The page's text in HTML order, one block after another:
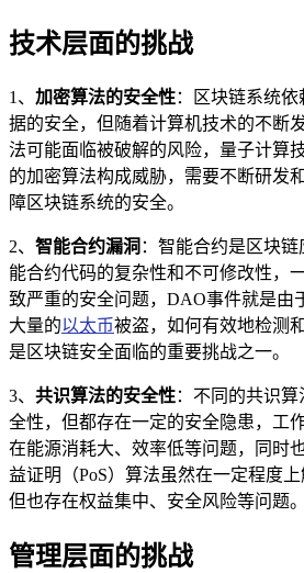
技术层面的挑战
1、 加密算法的安全性：区块链系统
据的安全，但随着计算机技术的不断
法可能面临被破解的风险，量子计算
的加密算法构成威胁，需要不断研发
障区块链系统的安全。
2、 智能合约漏洞 ：智能合约是区块
能合约代码的复杂性和不可修改性，
致严重的安全问题，DAO事件就是由
大量的以太币被盗，如何有效地检测
是区块链安全面临的重要挑战之一。
3、 共识算法的安全性：不同的共识
全性，但都存在一定的安全隐患，工
在能源消耗大、效率低等问题，同时
益证明（PoS）算法虽然在一定程度上
但也存在权益集中、安全风险等问题。
管理层面的挑战